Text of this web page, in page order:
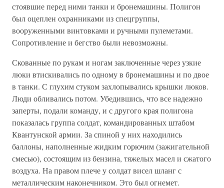
стоявшие перед ними танки и бронемашины. Полигон
был оцеплен охранниками из спецгруппы,
вооруженными винтовками и ручными пулеметами.
Сопротивление и бегство были невозможны.
Скованные по рукам и ногам заключенные через узкие
люки втискивались по одному в бронемашины и по двое
в танки. С глухим стуком захлопывались крышки люков.
Люди обливались потом. Убедившись, что все надежно
заперты, подали команду, и с другого края полигона
показалась группа солдат, командированных штабом
Квантунской армии. За спиной у них находились
баллоны, наполненные жидким горючим (зажигательной
смесью), состоящим из бензина, тяжелых масел и сжатого
воздуха. На правом плече у солдат висел шланг с
металлическим наконечником. Это был огнемет.